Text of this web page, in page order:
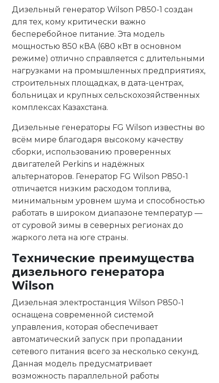
Дизельный генератор Wilson P850-1 создан
для тех, кому критически важно
бесперебойное питание. Эта модель
мощностью 850 кВА (680 кВт в основном
режиме) отлично справляется с длительными
нагрузками на промышленных предприятиях,
строительных площадках, в дата-центрах,
больницах и крупных сельскохозяйственных
комплексах Казахстана.
Дизельные генераторы FG Wilson известны во
всём мире благодаря высокому качеству
сборки, использованию проверенных
двигателей Perkins и надёжных
альтернаторов. Генератор FG Wilson P850-1
отличается низким расходом топлива,
минимальным уровнем шума и способностью
работать в широком диапазоне температур —
от суровой зимы в северных регионах до
жаркого лета на юге страны.
Технические преимущества
дизельного генератора
Wilson
Дизельная электростанция Wilson P850-1
оснащена современной системой
управления, которая обеспечивает
автоматический запуск при пропадании
сетевого питания всего за несколько секунд.
Данная модель предусматривает
возможность параллельной работы